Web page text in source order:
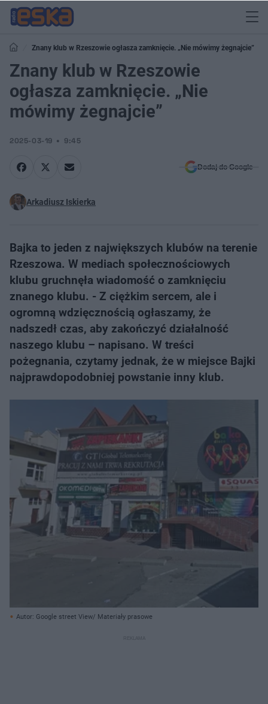
Znany klub w Rzeszowie ogłasza zamknięcie. „Nie mówimy żegnajcie”
Znany klub w Rzeszowie
ogłasza zamknięcie. „Nie
mówimy żegnajcie”
2025-03-19 9:45
Dodaj do Google
Arkadiusz Iskierka
Bajka to jeden z największych klubów na terenie
Rzeszowa. W mediach społecznościowych
klubu gruchnęła wiadomość o zamknięciu
znanego klubu. - Z ciężkim sercem, ale i
ogromną wdzięcznością ogłaszamy, że
nadszedł czas, aby zakończyć działalność
naszego klubu – napisano. W treści
pożegnania, czytamy jednak, że w miejsce Bajki
najprawdopodobniej powstanie inny klub.
Autor: Google street View/ Materiały prasowe